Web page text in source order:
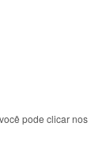
pode clicar nos